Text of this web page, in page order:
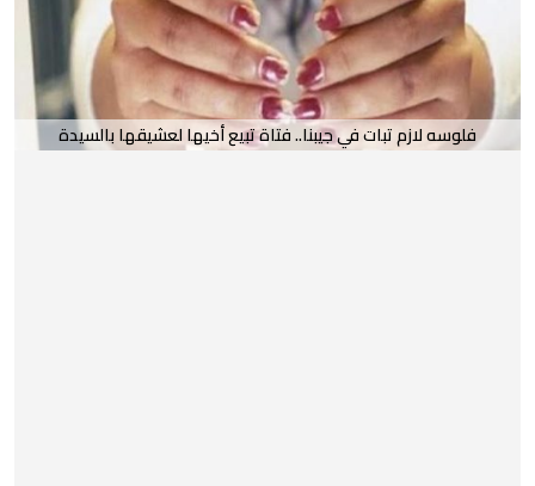
فلوسه لازم تبات في جيبنا.. فتاة تبيع أخيها لعشيقها بالسيدة